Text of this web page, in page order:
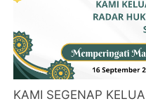
KAMI SEGENAP